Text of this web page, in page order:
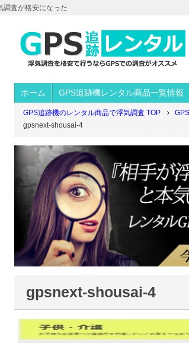
調査が格安になった
ホーム GPS追跡機レンタル商品一覧情報
GPS追跡機のレンタル商品で浮気調査 TOP
gpsnext-shousai-4
gpsnext-shousai-4